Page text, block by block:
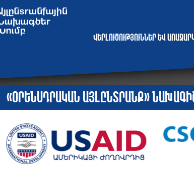
Վերլուծություններ և
«Օրենսդրական այլընտրանք»